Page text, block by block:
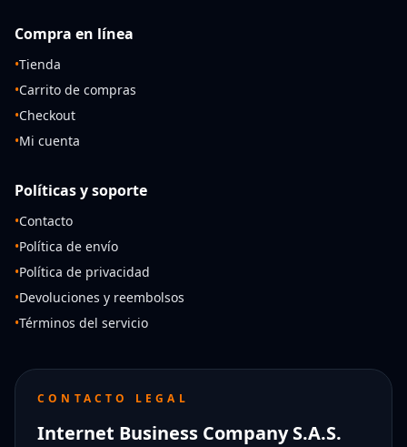
Compra en línea
•Tienda
•Carrito de compras
•Checkout
•Mi cuenta
Políticas y soporte
•Contacto
•Política de envío
•Política de privacidad
•Devoluciones y reembolsos
•Términos del servicio
CONTACTO LEGAL
Internet Business Company S.A.S.